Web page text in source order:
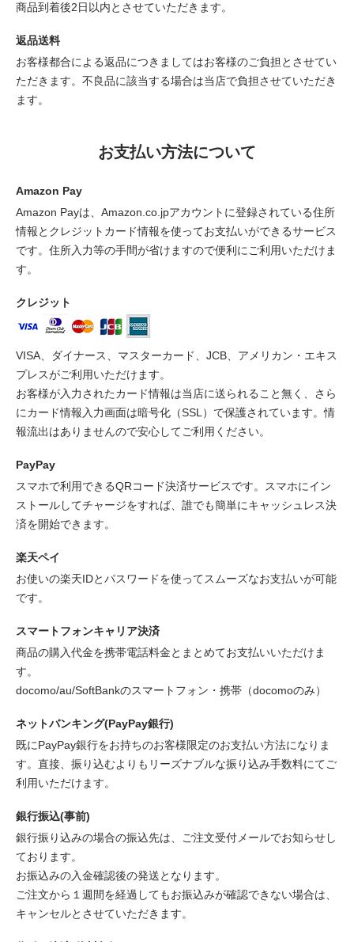
商品到着後2日以内とさせていただきます。
返品送料
お客様都合による返品につきましてはお客様のご負担とさせてい
ただきます。不良品に該当する場合は当店で負担させていただき
ます。
お支払い方法について
Amazon Pay
Amazon Payは、Amazon.co.jpアカウントに登録されている住所
情報とクレジットカード情報を使ってお支払いができるサービス
です。住所入力等の手間が省けますので便利にご利用いただけま
す。
クレジット
VISA、ダイナース、マスターカード、JCB、アメリカン・エキス
プレスがご利用いただけます。
お客様が入力されたカード情報は当店に送られること無く、さら
にカード情報入力画面は暗号化（SSL）で保護されています。情
報流出はありませんので安心してご利用ください。
PayPay
スマホで利用できるQRコード決済サービスです。スマホにイン
ストールしてチャージをすれば、誰でも簡単にキャッシュレス決
済を開始できます。
楽天ペイ
お使いの楽天IDとパスワードを使ってスムーズなお支払いが可能
です。
スマートフォンキャリア決済
商品の購入代金を携帯電話料金とまとめてお支払いいただけま
す。
docomo/au/SoftBankのスマートフォン・携帯（docomoのみ）
ネットバンキング(PayPay銀行)
既にPayPay銀行をお持ちのお客様限定のお支払い方法になりま
す。直接、振り込むよりもリーズナブルな振り込み手数料にてご
利用いただけます。
銀行振込(事前)
銀行振り込みの場合の振込先は、ご注文受付メールでお知らせし
ております。
お振込みの入金確認後の発送となります。
ご注文から１週間を経過してもお振込みが確認できない場合は、
キャンセルとさせていただきます。